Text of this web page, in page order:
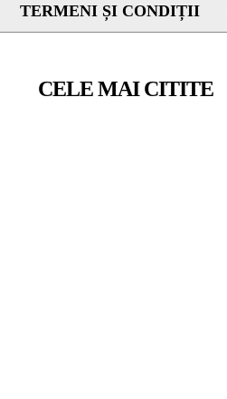
TERMENI ȘI CONDIȚII
CELE MAI CITITE